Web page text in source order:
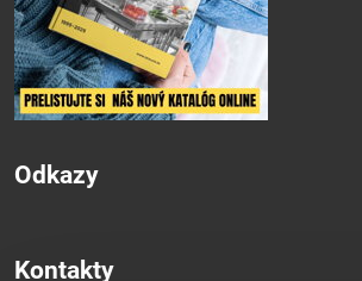
Odkazy
Kontakty